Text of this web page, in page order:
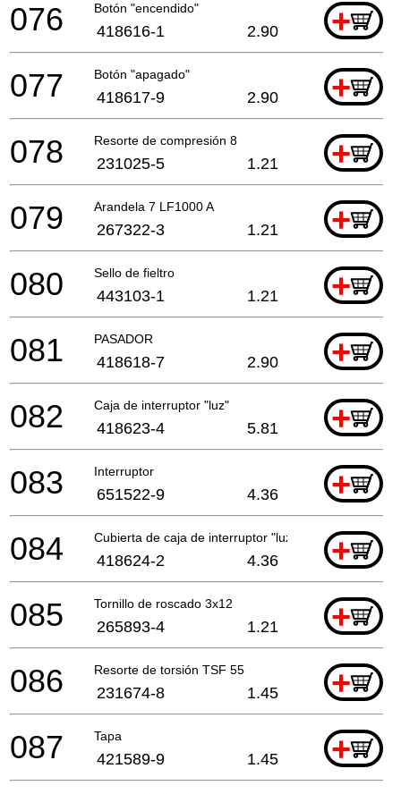
Botón "encendido" +
076 418616-1 2.90
Botón "apagado" +
077 418617-9 2.90
Resorte de compresión 8 +
078 231025-5 1.21
Arandela 7 LF1000 A +
079 267322-3 1.21
Sello de fieltro +
080 443103-1 1.21
PASADOR +
081 418618-7 2.90
Caja de interruptor "luz" +
082 418623-4 5.81
Interruptor +
083 651522-9 4.36
Cubierta de caja de interruptor "luz" +
084 418624-2 4.36
Tornillo de roscado 3x12 +
085 265893-4 1.21
Resorte de torsión TSF 55 +
086 231674-8 1.45
Tapa +
087 421589-9 1.45